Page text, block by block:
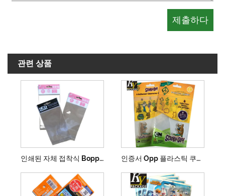
관련 상품
인쇄된 자체 접착식 Bopp 포장 백 인증서 Opp 플라스틱 쿠키 가방